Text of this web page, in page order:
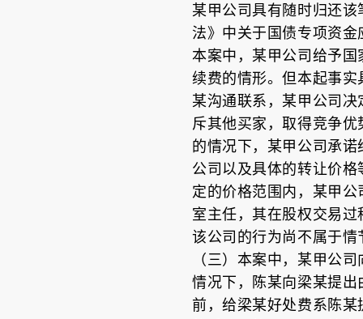
某甲公司具有随时归还
法》中关于国债专项资
本案中，某甲公司给予
续费的情形。但本起事
某沟通联系，某甲公司
斥其他买家，取得竞争
的情况下，某甲公司承
公司以及具体的转让价
定的价格范围内，某甲
室主任，其在股权交易
该公司的行为尚不属于
（三）本案中，某甲公
情况下，陈某向梁某提
前，给梁某好处费系陈